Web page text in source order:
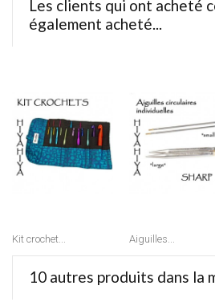
Les clients qui ont acheté
également acheté...
Kit crochet... Aiguilles...
10 autres produits dans la